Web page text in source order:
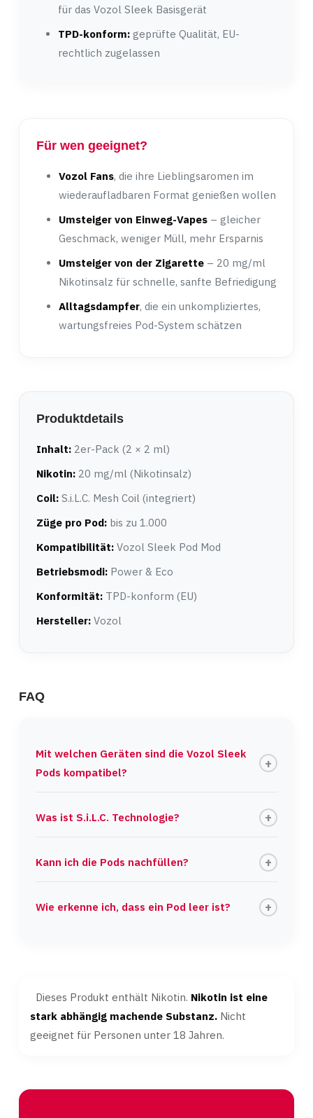
für das Vozol Sleek Basisgerät
TPD-konform: geprüfte Qualität, EU-
rechtlich zugelassen
Für wen geeignet?
Vozol Fans, die ihre Lieblingsaromen im
wiederaufladbaren Format genießen wollen
Umsteiger von Einweg-Vapes – gleicher
Geschmack, weniger Müll, mehr Ersparnis
Umsteiger von der Zigarette – 20 mg/ml
Nikotinsalz für schnelle, sanfte Befriedigung
Alltagsdampfer, die ein unkompliziertes,
wartungsfreies Pod-System schätzen
Produktdetails
Inhalt: 2er-Pack (2 × 2 ml)
Nikotin: 20 mg/ml (Nikotinsalz)
Coil: S.i.L.C. Mesh Coil (integriert)
Züge pro Pod: bis zu 1.000
Kompatibilität: Vozol Sleek Pod Mod
Betriebsmodi: Power & Eco
Konformität: TPD-konform (EU)
Hersteller: Vozol
FAQ
Mit welchen Geräten sind die Vozol Sleek
Pods kompatibel?
Was ist S.i.L.C. Technologie?
Kann ich die Pods nachfüllen?
Wie erkenne ich, dass ein Pod leer ist?
Dieses Produkt enthält Nikotin. Nikotin ist eine
stark abhängig machende Substanz. Nicht
geeignet für Personen unter 18 Jahren.